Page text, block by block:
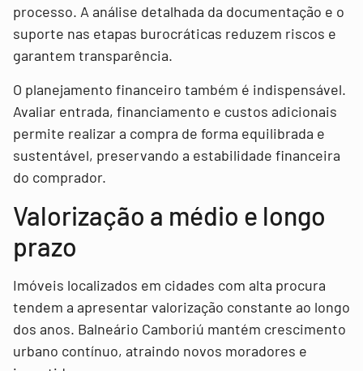
processo. A análise detalhada da documentação e o
suporte nas etapas burocráticas reduzem riscos e
garantem transparência.
O planejamento financeiro também é indispensável.
Avaliar entrada, financiamento e custos adicionais
permite realizar a compra de forma equilibrada e
sustentável, preservando a estabilidade financeira
do comprador.
Valorização a médio e longo
prazo
Imóveis localizados em cidades com alta procura
tendem a apresentar valorização constante ao longo
dos anos. Balneário Camboriú mantém crescimento
urbano contínuo, atraindo novos moradores e